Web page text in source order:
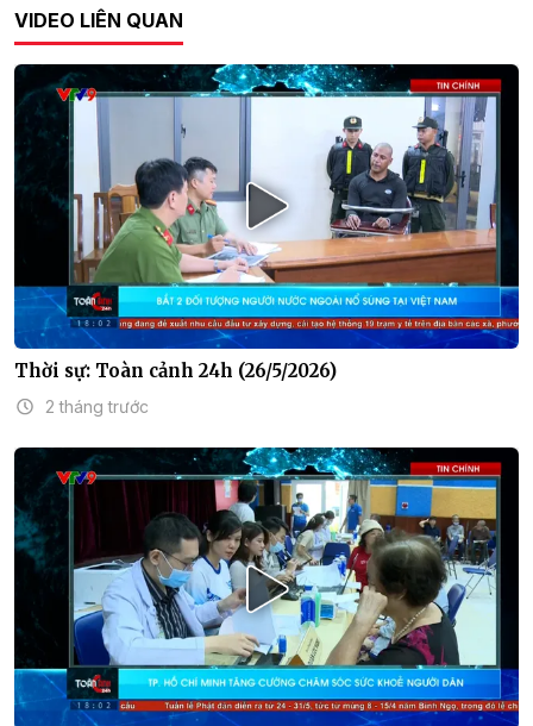
VIDEO LIÊN QUAN
Thời sự: Toàn cảnh 24h (26/5/2026)
2 tháng trước